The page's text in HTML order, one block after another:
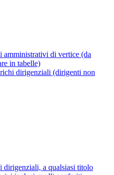
amministrativi di vertice (da
in tabelle)
dirigenziali (dirigenti non
dirigenziali, a qualsiasi titolo